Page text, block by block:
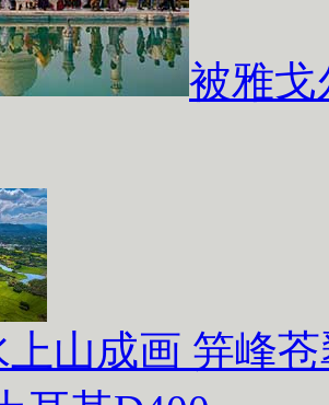
被雅戈
上山成画 笄峰